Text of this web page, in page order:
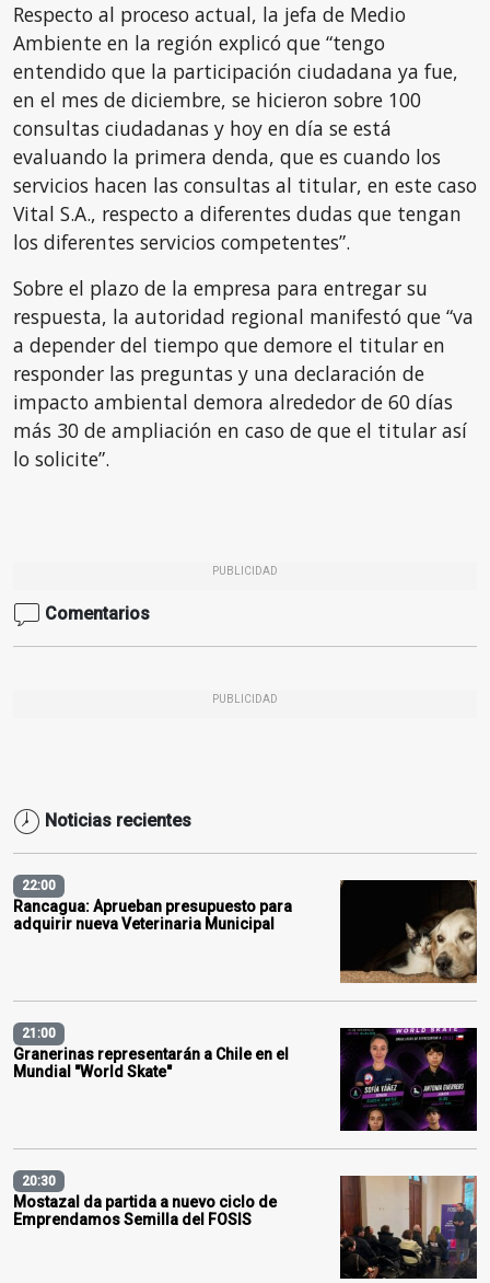
Respecto al proceso actual, la jefa de Medio
Ambiente en la región explicó que “tengo
entendido que la participación ciudadana ya fue,
en el mes de diciembre, se hicieron sobre 100
consultas ciudadanas y hoy en día se está
evaluando la primera denda, que es cuando los
servicios hacen las consultas al titular, en este caso
Vital S.A., respecto a diferentes dudas que tengan
los diferentes servicios competentes”.
Sobre el plazo de la empresa para entregar su
respuesta, la autoridad regional manifestó que “va
a depender del tiempo que demore el titular en
responder las preguntas y una declaración de
impacto ambiental demora alrededor de 60 días
más 30 de ampliación en caso de que el titular así
lo solicite”.
PUBLICIDAD
Comentarios
PUBLICIDAD
Noticias recientes
22:00
Rancagua: Aprueban presupuesto para
adquirir nueva Veterinaria Municipal
21:00
Granerinas representarán a Chile en el
Mundial "World Skate"
20:30
Mostazal da partida a nuevo ciclo de
Emprendamos Semilla del FOSIS